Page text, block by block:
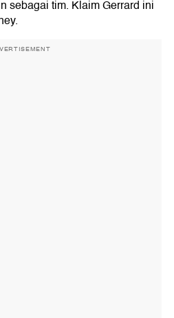
sebagai tim. Klaim Gerrard ini